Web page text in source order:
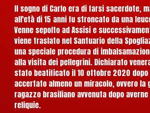
Il sogno di Carlo era di farsi sacerdote,
all'età di 15 anni fu stroncato da una
Venne sepolto ad Assisi e
viene traslato nel Santuario della
una speciale procedura di
alla visita dei pellegrini. Dichiarato
stato beatificato il 10 ottobre 2020 dopo
accertato almeno un miracolo, ovvero la
ragazzo brasiliano avvenuta dopo
reliquie.